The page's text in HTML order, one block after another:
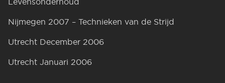
Nijmegen 2007 – Technieken van de Strijd
Utrecht December 2006
Utrecht Januari 2006